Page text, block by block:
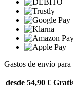
Gastos de envío para
desde 54,90 €